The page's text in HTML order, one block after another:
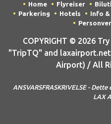
Home Flyreiser
Parkering
Hotels Info
COPYRIGHT © 2026
"TripTQ" and
Airport) / All
ANSVARSFRASKRIVELSE -
LAX